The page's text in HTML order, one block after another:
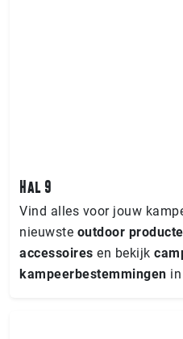
Hal 9
Vind alles voor jouw
nieuwste outdoor
accessoires en bekijk
kampeerbestemmingen